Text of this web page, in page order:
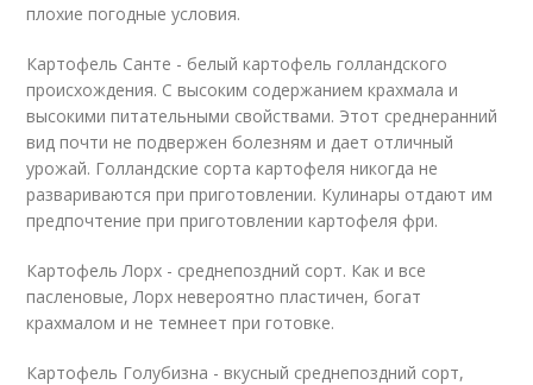
плохие погодные условия.
Картофель Санте - белый картофель голландского
происхождения. С высоким содержанием крахмала и
высокими питательными свойствами. Этот среднеранний
вид почти не подвержен болезням и дает отличный
урожай. Голландские сорта картофеля никогда не
развариваются при приготовлении. Кулинары отдают им
предпочтение при приготовлении картофеля фри.
Картофель Лорх - среднепоздний сорт. Как и все
пасленовые, Лорх невероятно пластичен, богат
крахмалом и не темнеет при готовке.
Картофель Голубизна - вкусный среднепоздний сорт,